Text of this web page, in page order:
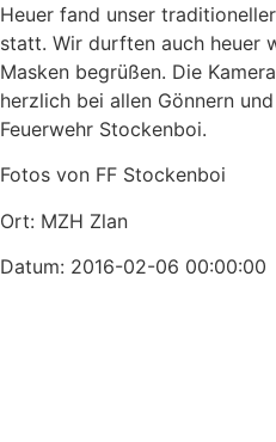
Heuer fand unser
statt. Wir durften auch heuer
Masken begrüßen. Die
herzlich bei allen Gönnern
Feuerwehr Stockenboi.
Fotos von FF Stockenboi
Ort: MZH Zlan
Datum: 2016-02-06 00:00:00